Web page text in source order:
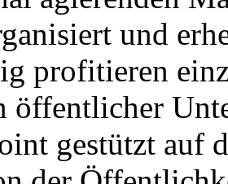
und
profitieren
öffentlicher
gestützt auf